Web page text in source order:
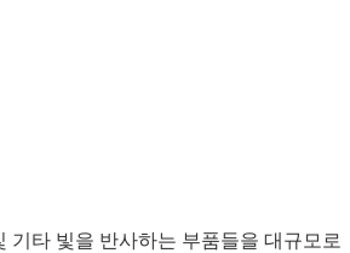
타 빛을 반사하는 부품들을 대규모로